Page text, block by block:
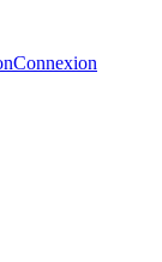
Connexion